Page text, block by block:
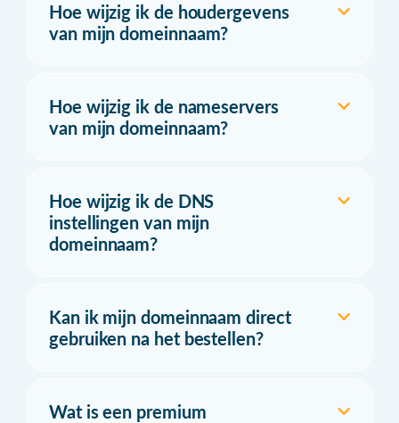
Hoe wijzig ik de houdergevens
van mijn domeinnaam?
Hoe wijzig ik de nameservers
van mijn domeinnaam?
Hoe wijzig ik de DNS
instellingen van mijn
domeinnaam?
Kan ik mijn domeinnaam direct
gebruiken na het bestellen?
Wat is een premium